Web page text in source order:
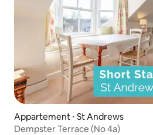
Appartement ⋅ St Andrews
Dempster Terrace (No 4a)